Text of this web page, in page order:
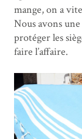
mange, on a
Nous avons
protéger les
faire l’affaire.